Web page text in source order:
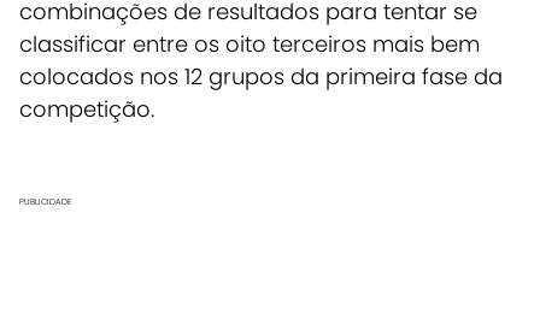
combinações de resultados para tentar se
classificar entre os oito terceiros mais bem
colocados nos 12 grupos da primeira fase da
competição.
PUBLICIDADE